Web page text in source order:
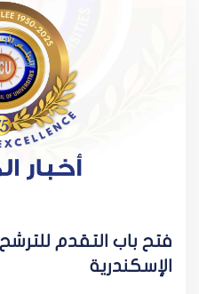
فتح باب التقدم
الإسكندرية